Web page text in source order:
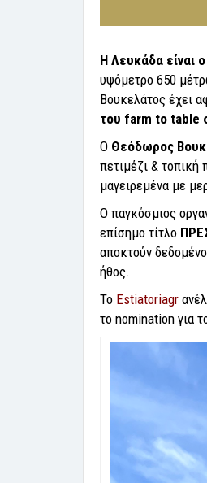
Η Λευκάδα είναι
υψόμετρο 650
Βουκελάτος έχει
του farm to table
Ο Θεόδωρος
πετιμέζι &
μαγειρεμένα με
Ο παγκόσμιος
επίσημο τίτλο
αποκτούν
ήθος.
Το Estiatoriagr
το nomination για